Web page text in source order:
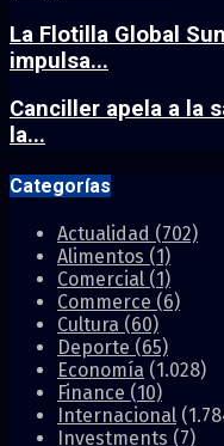
La Flotilla Global
impulsa...
Canciller apela a la
la...
Categorías
Actualidad (702)
Alimentos (1)
Comercial (1)
Commerce (6)
Cultura (60)
Deporte (65)
Economía (1.028)
Finance (10)
Internacional
Investments (7)